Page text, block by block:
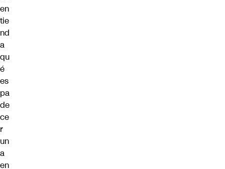
en
tie
nd
a
qu
é
es
pa
de
ce
r
un
a
en